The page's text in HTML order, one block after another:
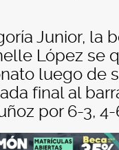
Junior, la
López se
luego de
final al
por 6-3, 4-